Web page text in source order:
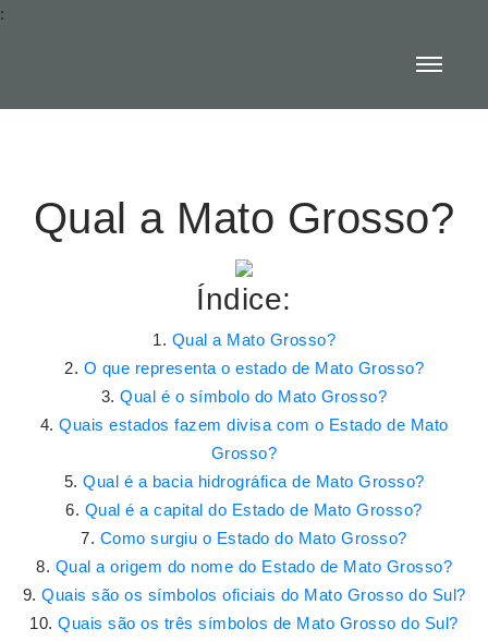
:
Qual a Mato Grosso?
Índice:
Qual a Mato Grosso?
O que representa o estado de Mato Grosso?
Qual é o símbolo do Mato Grosso?
Quais estados fazem divisa com o Estado de Mato
Grosso?
Qual é a bacia hidrográfica de Mato Grosso?
Qual é a capital do Estado de Mato Grosso?
Como surgiu o Estado do Mato Grosso?
Qual a origem do nome do Estado de Mato Grosso?
Quais são os símbolos oficiais do Mato Grosso do Sul?
Quais são os três símbolos de Mato Grosso do Sul?